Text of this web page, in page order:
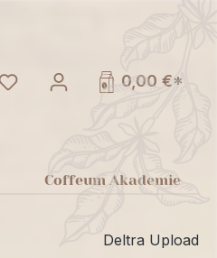
Du hast 0 Produkte auf
0,00 €*
Coffeum Akademie
Deltra Upload